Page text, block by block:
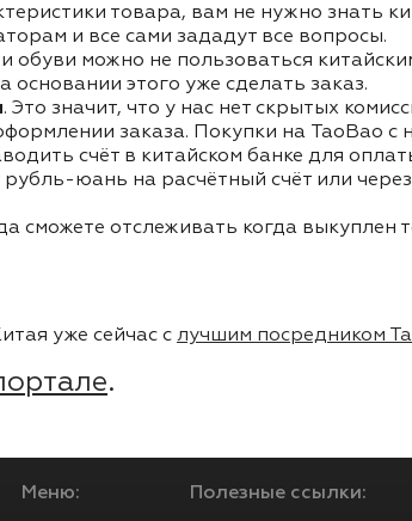
товара, вам не нужно знать
и все сами зададут все вопросы.
можно не пользоваться
этого уже сделать заказ.
. Это значит, что у нас нет скрытых
заказа. Покупки на TaoBao с
счёт в китайском банке для
рубль-юань на расчётный счёт или
сможете отслеживать когда выкуплен
уже сейчас с лучшим посредником
.
Меню: Полезные ссылки: